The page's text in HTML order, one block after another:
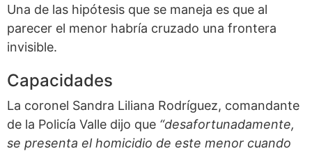
Una de las hipótesis que se maneja es que al
parecer el menor habría cruzado una frontera
invisible.
Capacidades
La coronel Sandra Liliana Rodríguez, comandante
de la Policía Valle dijo que “desafortunadamente,
se presenta el homicidio de este menor cuando